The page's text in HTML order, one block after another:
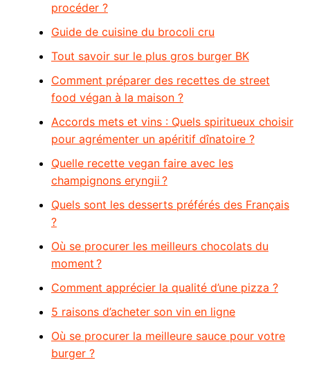
procéder ?
Guide de cuisine du brocoli cru
Tout savoir sur le plus gros burger BK
Comment préparer des recettes de street
food végan à la maison ?
Accords mets et vins : Quels spiritueux choisir
pour agrémenter un apéritif dînatoire ?
Quelle recette vegan faire avec les
champignons eryngii ?
Quels sont les desserts préférés des Français
?
Où se procurer les meilleurs chocolats du
moment ?
Comment apprécier la qualité d’une pizza ?
5 raisons d’acheter son vin en ligne
Où se procurer la meilleure sauce pour votre
burger ?